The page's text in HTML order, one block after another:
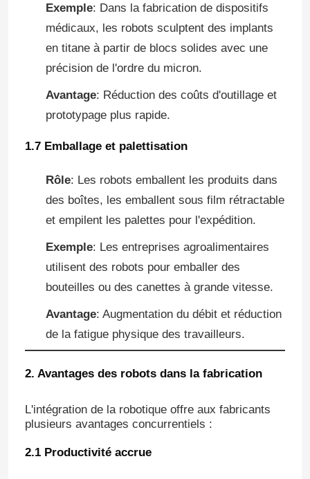
Voie linéaire de robot
Exemple: Dans la fabrication de dispositifs
médicaux, les robots sculptent des implants
en titane à partir de blocs solides avec une
précision de l'ordre du micron.
Avantage: Réduction des coûts d'outillage et
prototypage plus rapide.
1.7 Emballage et palettisation
Rôle: Les robots emballent les produits dans
des boîtes, les emballent sous film rétractable
et empilent les palettes pour l'expédition.
Exemple: Les entreprises agroalimentaires
utilisent des robots pour emballer des
bouteilles ou des canettes à grande vitesse.
Avantage: Augmentation du débit et réduction
de la fatigue physique des travailleurs.
2. Avantages des robots dans la fabrication
L'intégration de la robotique offre aux fabricants
plusieurs avantages concurrentiels :
2.1 Productivité accrue